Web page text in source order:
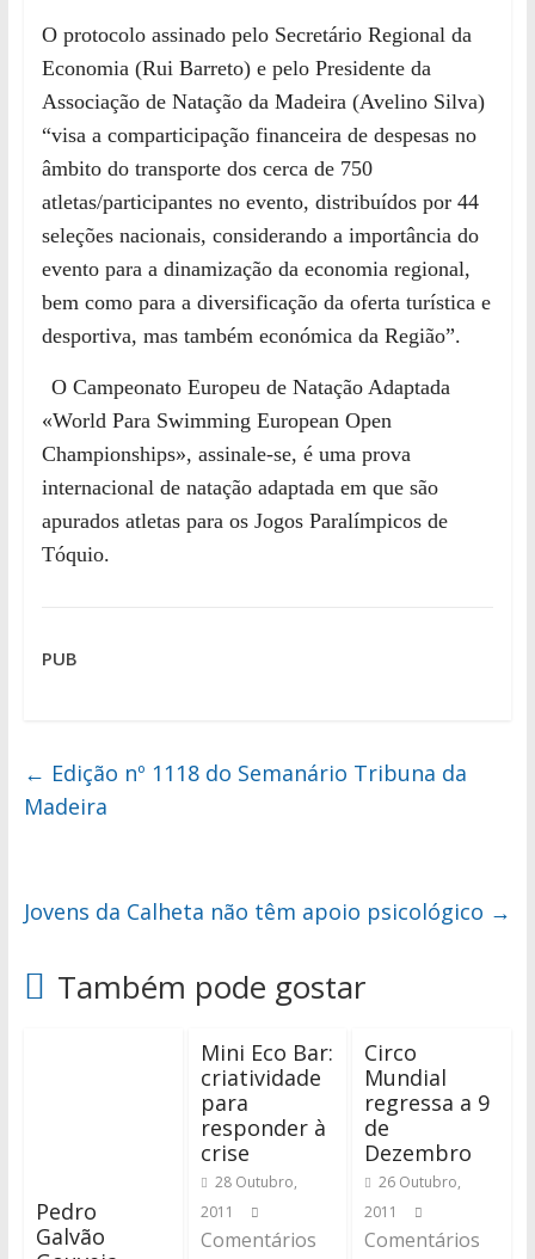
O protocoloassinado pelo Secretário Regional da
Economia (Rui Barreto)e pelo Presidente da
Associação de Natação da Madeira (Avelino Silva)
“visa acomparticipação financeira de despesas no
âmbito do transporte dos cerca de 750
atletas/participantes no evento, distribuídos por 44
seleções nacionais, considerando a importância do
evento para a dinamização da economia regional,
bem como para a diversificação da oferta turística e
desportiva, mas também económica da Região”.
O Campeonato Europeu de Natação Adaptada
«World Para Swimming European Open
Championships», assinale-se, é uma prova
internacional de natação adaptada em que são
apurados atletas para os Jogos Paralímpicos de
Tóquio.
PUB
← Edição nº 1118 do Semanário Tribuna da
Madeira
Jovens da Calheta não têm apoio psicológico →
Também pode gostar
Pedro
Galvão
Mini Eco Bar:
criatividade
para
responder à
crise
28 Outubro,
2011
Comentários
Circo
Mundial
regressa a 9
de
Dezembro
26 Outubro,
2011
Comentários